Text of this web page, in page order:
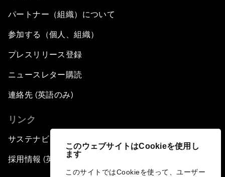
このウェブサイトはCookieを使用し
ます
このサイトではCookieを使って、ユーザー
パートナー（組織）について
参加する（個人、組織）
プレスリリース登録
ニュースレター購読
連絡先 (英語のみ)
リンク
サステナビリティへの取り組み
採用情報 (英語のみ)